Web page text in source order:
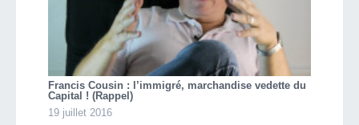
Francis Cousin : l’immigré, marchandise vedette du
Capital ! (Rappel)
19 juillet 2016